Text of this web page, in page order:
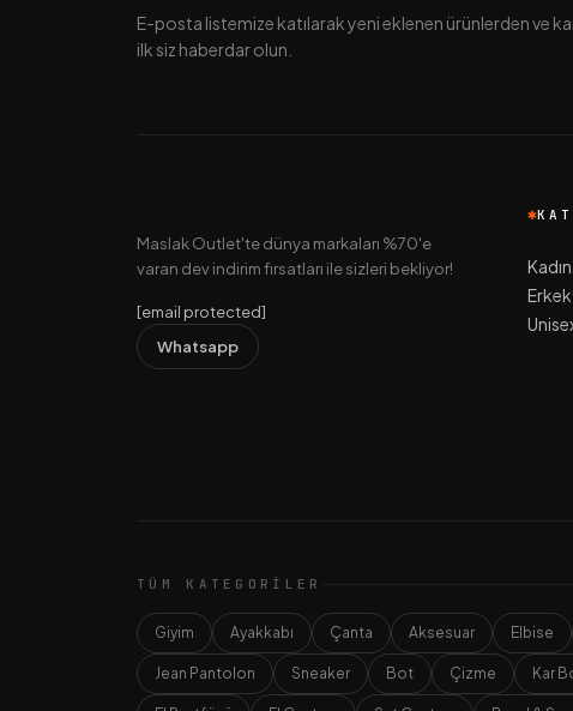
E-posta listemize katılarak yeni eklenen ürünlerden ve
ilk siz haberdar olun.
Maslak Outlet'te dünya markaları %70'e
varan dev indirim fırsatları ile sizleri bekliyor!
[email protected]
Whatsapp
Kadın
Erkek
TÜM KATEGORILER
Giyim Ayakkabı Çanta Aksesuar Elbise
Jean Pantolon Sneaker Bot Çizme Kar